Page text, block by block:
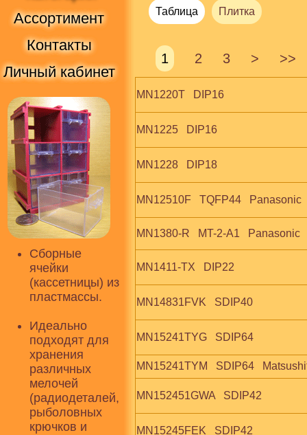
Ассортимент
Контакты
Личный кабинет
Сборные
ячейки
(кассетницы) из
пластмассы.
Идеально
подходят для
хранения
различных
мелочей
(радиодеталей,
рыболовных
крючков и
Таблица Плитка
1 2 3 > >>
MN1220T   DIP16
MN1225   DIP16
MN1228   DIP18
MN12510F   TQFP44   Panasonic
MN1380-R   MT-2-A1   Panasonic
MN1411-TX   DIP22
MN14831FVK   SDIP40
MN15241TYG   SDIP64
MN15241TYM   SDIP64
MN152451GWA   SDIP42
MN15245FEK   SDIP42